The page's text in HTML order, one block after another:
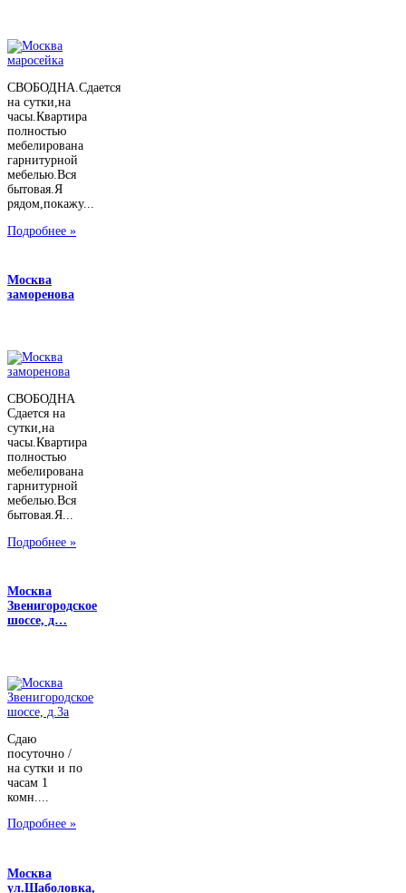
СВОБОДНА.Сдается
на сутки,на
часы.Квартира
полностью
мебелирована
гарнитурной
мебелью.Вся
бытовая.Я
рядом,покажу...
Подробнее »
Москва
заморенова
СВОБОДНА
Сдается на
сутки,на
часы.Квартира
полностью
мебелирована
гарнитурной
мебелью.Вся
бытовая.Я...
Подробнее »
Москва
Звенигородское
шоссе, д…
Сдаю
посуточно /
на сутки и по
часам 1
комн....
Подробнее »
Москва
ул.Шаболовка,